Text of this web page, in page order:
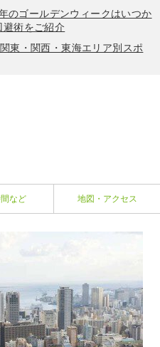
のゴールデンウィークはいつか
術をご紹介
東・関西・東海エリア別スポ
など 地図・アクセス